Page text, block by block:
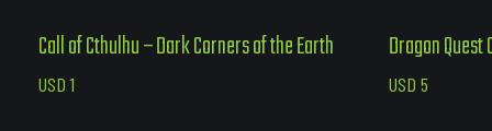
Call of Cthulhu – Dark Corners of the Earth
USD1
Dragon
USD 5